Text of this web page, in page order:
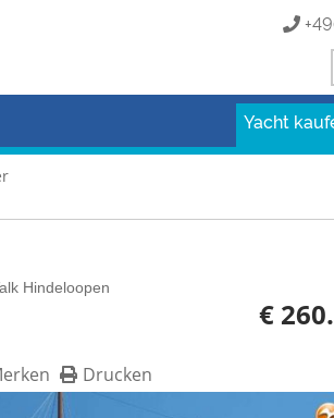
Yacht
Hindeloopen
€
Drucken